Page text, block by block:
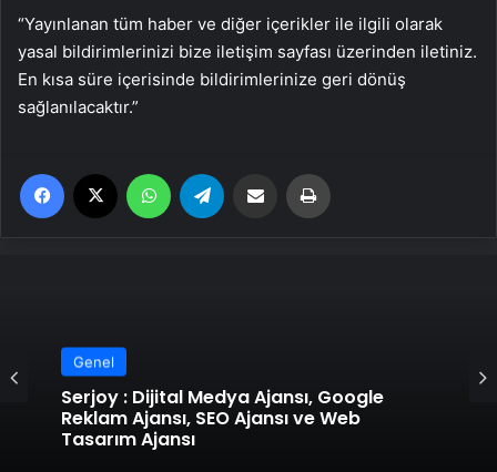
“Yayınlanan tüm haber ve diğer içerikler ile ilgili olarak
yasal bildirimlerinizi bize iletişim sayfası üzerinden iletiniz.
En kısa süre içerisinde bildirimlerinize geri dönüş
sağlanılacaktır.”
Facebook WhatsApp Email'den paylaş
Genel
Genel